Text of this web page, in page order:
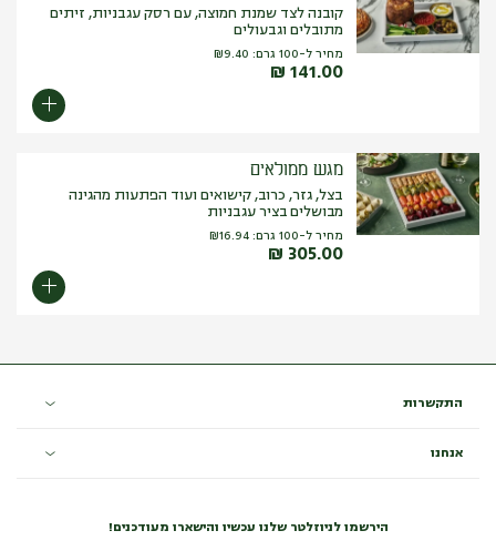
קובנה לצד שמנת חמוצה, עם רסק עגבניות, זיתים
מתובלים וגבעולים
מחיר ל-100 גרם: ₪9.40
₪ 141.00
מגש ממולאים
בצל, גזר, כרוב, קישואים ועוד הפתעות מהגינה
מבושלים בציר עגבניות
מחיר ל-100 גרם: ₪16.94
₪ 305.00
התקשרות
אנחנו
הירשמו לניוזלטר שלנו עכשיו והישארו מעודכנים!